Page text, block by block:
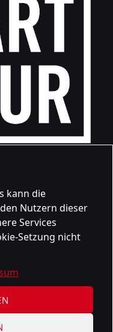
kann die
Nutzern dieser
Services
Setzung nicht